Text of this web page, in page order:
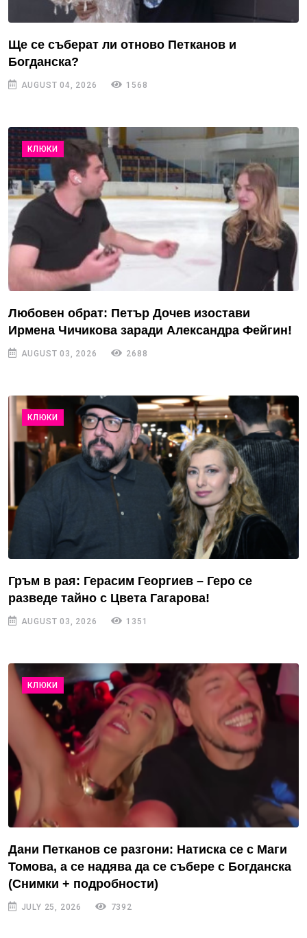
Ще се съберат ли отново Петканов и
Богданска?
AUGUST 04, 2026 1568
КЛЮКИ
Любовен обрат: Петър Дочев изостави
Ирмена Чичикова заради Александра Фейгин!
AUGUST 03, 2026 2688
КЛЮКИ
Гръм в рая: Герасим Георгиев – Геро се
разведе тайно с Цвета Гагарова!
AUGUST 03, 2026 1351
КЛЮКИ
Дани Петканов се разгони: Натиска се с Маги
Томова, а се надява да се събере с Богданска
(Снимки + подробности)
JULY 25, 2026 7392